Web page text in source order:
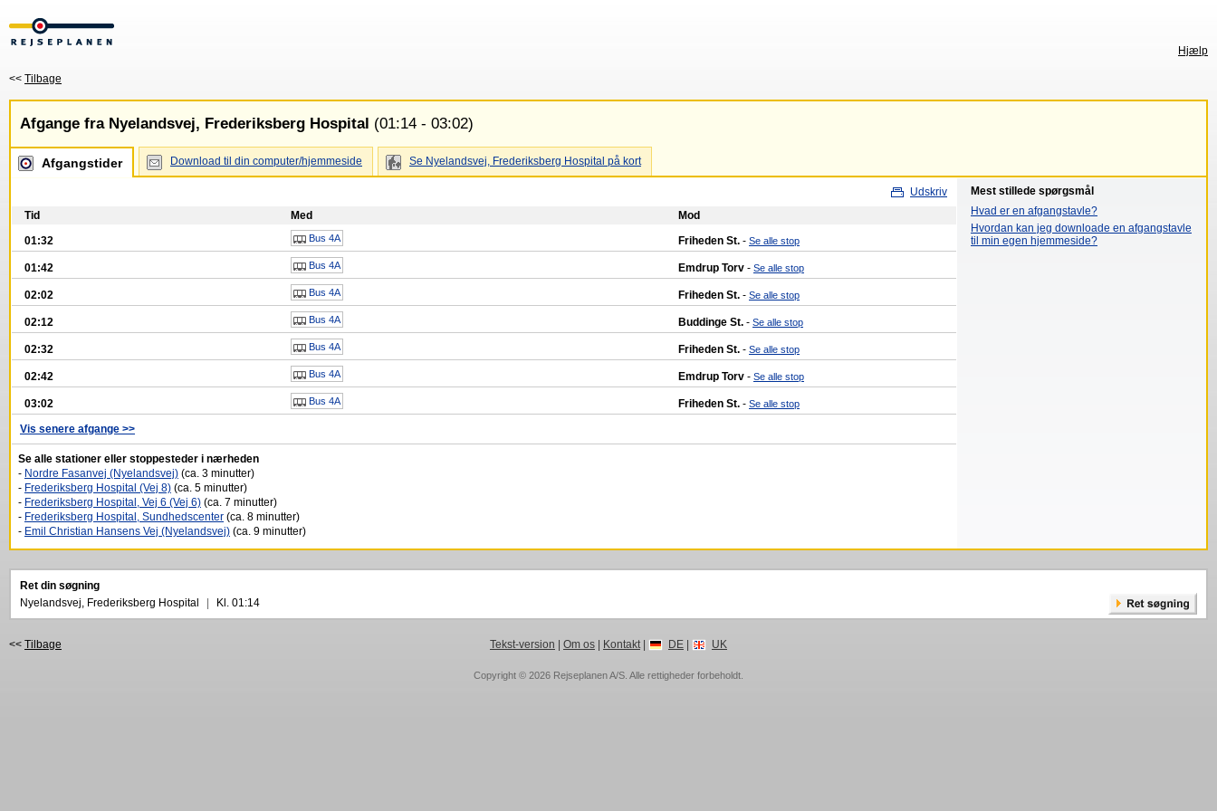
Hjælp
<< Tilbage
Afgange fra Nyelandsvej, Frederiksberg Hospital (01:14 - 03:02)
Afgangstider Download til din computer/hjemmeside Se Nyelandsvej, Frederiksberg Hospital på kort
Udskriv
Tid
Med
Mod
01:32
Bus 4A Friheden St. - Se alle stop
01:42 Bus 4A Emdrup Torv - Se alle stop
02:02 Bus 4A Friheden St. - Se alle stop
02:12 Bus 4A Buddinge St. - Se alle stop
02:32 Bus 4A Friheden St. - Se alle stop
02:42 Bus 4A Emdrup Torv - Se alle stop
03:02 Bus 4A Friheden St. - Se alle stop
Vis senere afgange >>
Se alle stationer eller stoppesteder i nærheden
- Nordre Fasanvej (Nyelandsvej) (ca. 3 minutter)
- Frederiksberg Hospital (Vej 8) (ca. 5 minutter)
- Frederiksberg Hospital, Vej 6 (Vej 6) (ca. 7 minutter)
- Frederiksberg Hospital, Sundhedscenter (ca. 8 minutter)
- Emil Christian Hansens Vej (Nyelandsvej) (ca. 9 minutter)
Mest stillede spørgsmål
Hvad er en afgangstavle?
Hvordan kan jeg downloade en afgangstavle
til min egen hjemmeside?
Ret din søgning
Nyelandsvej, Frederiksberg Hospital
Kl. 01:14
<< Tilbage Tekst-version Om os| Kontakt| DE| UK
Copyright © 2026 Rejseplanen A/S . Alle rettigheder forbeholdt.